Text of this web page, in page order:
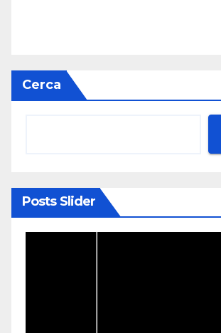
Cerca
Posts Slider